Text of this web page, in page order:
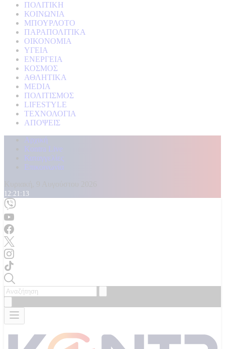
ΠΟΛΙΤΙΚΗ
ΚΟΙΝΩΝΙΑ
ΜΠΟΥΡΛΟΤΟ
ΠΑΡΑΠΟΛΙΤΙΚΑ
ΟΙΚΟΝΟΜΙΑ
ΥΓΕΙΑ
ΕΝΕΡΓΕΙΑ
ΚΟΣΜΟΣ
ΑΘΛΗΤΙΚΑ
MEDIA
ΠΟΛΙΤΙΣΜΟΣ
LIFESTYLE
ΤΕΧΝΟΛΟΓΙΑ
ΑΠΟΨΕΙΣ
Αρχική
Kontra Live
Καταγγελίες
Επικοινωνία
12:21:15